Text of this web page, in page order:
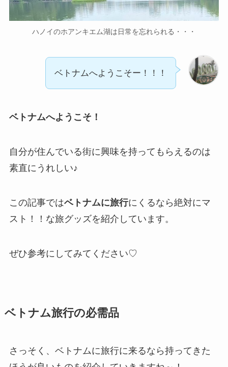
ハノイのホアンキエム湖は日常を忘れられる・・・
ベトナムへようこそー！！！
ベトナムへようこそ！
自分が住んでいる街に興味を持ってもらえるのは
素直にうれしい♪
この記事ではベトナムに旅行にくるなら絶対にマ
スト！！な旅グッズを紹介しています。
ぜひ参考にしてみてください♡
ベトナム旅行の必需品
さっそく、ベトナムに旅行に来るなら持ってきた